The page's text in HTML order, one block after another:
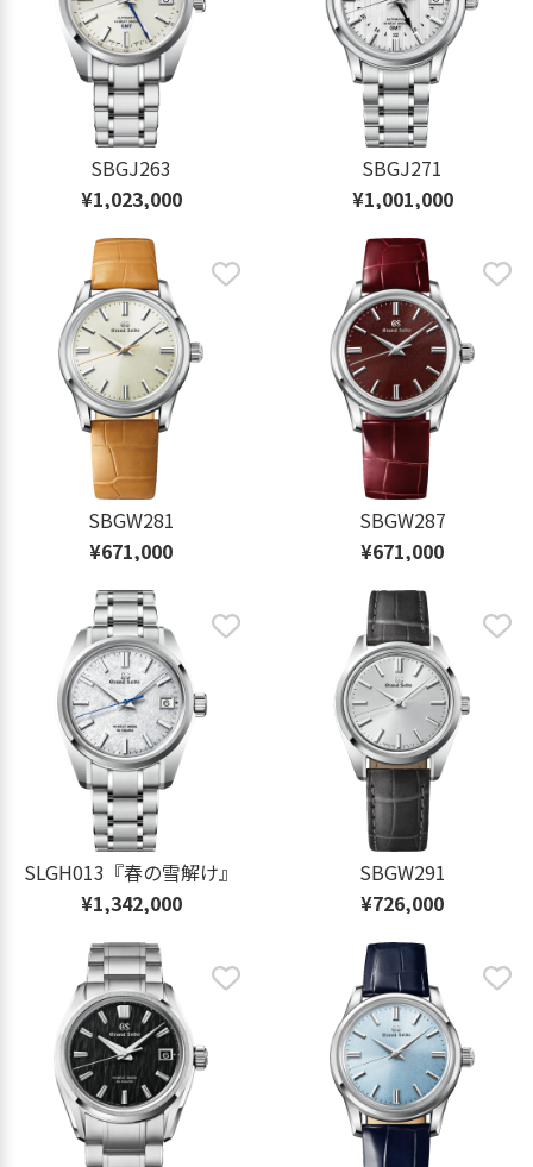
SBGJ263
¥1,023,000
SBGJ271
¥1,001,000
SBGW281
¥671,000
SBGW287
¥671,000
SLGH013『春の雪解け』
¥1,342,000
SBGW291
¥726,000